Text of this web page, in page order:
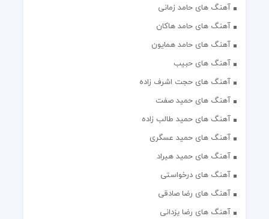
آهنگ های حامد زمانی
آهنگ های حامد هاکان
آهنگ های حامد همایون
آهنگ های حبیب
آهنگ های حجت اشرف زاده
آهنگ های حمید صفت
آهنگ های حمید طالب زاده
آهنگ های حمید عسگری
آهنگ های حمید هیراد
آهنگ های درخواستی
آهنگ های رضا صادقی
آهنگ های رضا یزدانی